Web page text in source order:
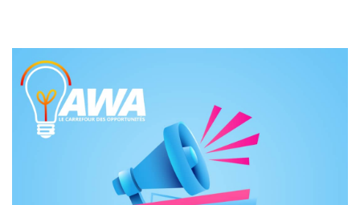
SOLUTIONS AUX ENTREPRISES
MON COMPTE
AWASHOP
VEILLE JURIDIQUE ET FISCALE